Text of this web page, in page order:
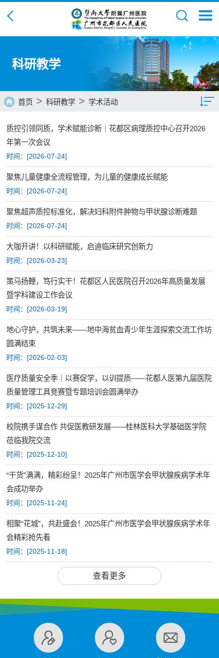
科研教学
首页 > 科研教学 > 学术活动
科研工作
学术活动
质控引领同质，学术赋能诊断｜花都区病理质控中心召开2026
年第一次会议
时间：[2026-07-24]
聚焦儿童健康全流程管理，为儿童的健康成长赋能
时间：[2026-07-24]
聚焦超声质控标准化，解决妇科附件肿物与甲状腺诊断难题
时间：[2026-07-24]
大咖开讲！以科研赋能，启迪临床研究创新力
时间：[2026-03-23]
策马扬鞭，笃行实干！花都区人民医院召开2026年高质量发展
暨学科建设工作会议
时间：[2026-03-19]
地心守护，共筑未来——地中海贫血青少年生涯探索交流工作坊
圆满结束
时间：[2026-02-03]
医疗质量安全季｜以赛促学，以训提质——花都人医第九届医院
质量管理工具竞赛暨专题培训会圆满举办
时间：[2025-12-29]
校院携手谋合作 共促医教研发展——桂林医科大学基础医学院
莅临我院交流
时间：[2025-12-10]
“干货”满满，精彩纷呈！2025年广州市医学会甲状腺疾病学术年
会成功举办
时间：[2025-11-24]
相聚“花城”，共赴盛会！2025年广州市医学会甲状腺疾病学术年
会精彩抢先看
时间：[2025-11-18]
查看更多